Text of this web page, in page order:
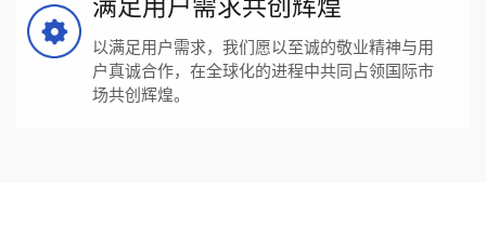
满足用户需求共创辉煌
以满足用户需求，我们愿以至诚的敬业精神与用
户真诚合作，在全球化的进程中共同占领国际市
场共创辉煌。